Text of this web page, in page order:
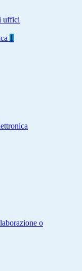
uffici
1
o